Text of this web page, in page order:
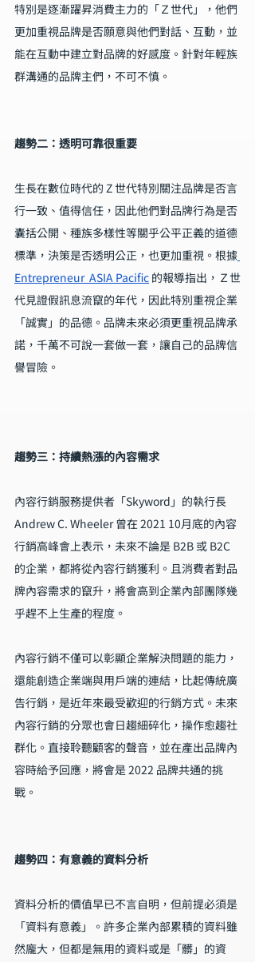
特別是逐漸躍昇消費主力的「Ｚ世代」，他們
更加重視品牌是否願意與他們對話、互動，並
能在互動中建立對品牌的好感度。針對年輕族
群溝通的品牌主們，不可不慎。
趨勢二：透明可靠很重要
生長在數位時代的 Z 世代特別關注品牌是否言
行一致、值得信任，因此他們對品牌行為是否
囊括公開、種族多樣性等關乎公平正義的道德
標準，決策是否透明公正，也更加重視。根據
Entrepreneur  ASIA Pacific 的報導指出，Ｚ世
代見證假訊息流竄的年代，因此特別重視企業
「誠實」的品德。品牌未來必須更重視品牌承
諾，千萬不可說一套做一套，讓自己的品牌信
譽冒險。
趨勢三：持續熱漲的內容需求
內容行銷服務提供者「Skyword」的執行長
Andrew C. Wheeler 曾在 2021 10月底的內容
行銷高峰會上表示，未來不論是 B2B 或 B2C
的企業，都將從內容行銷獲利。且消費者對品
牌內容需求的竄升，將會高到企業內部團隊幾
乎趕不上生產的程度。
內容行銷不僅可以彰顯企業解決問題的能力，
還能創造企業端與用戶端的連結，比起傳統廣
告行銷，是近年來最受歡迎的行銷方式。未來
內容行銷的分眾也會日趨細碎化，操作愈趨社
群化。直接聆聽顧客的聲音，並在產出品牌內
容時給予回應，將會是 2022 品牌共通的挑
戰。
趨勢四：有意義的資料分析
資料分析的價值早已不言自明，但前提必須是
「資料有意義」。許多企業內部累積的資料雖
然龐大，但都是無用的資料或是「髒」的資